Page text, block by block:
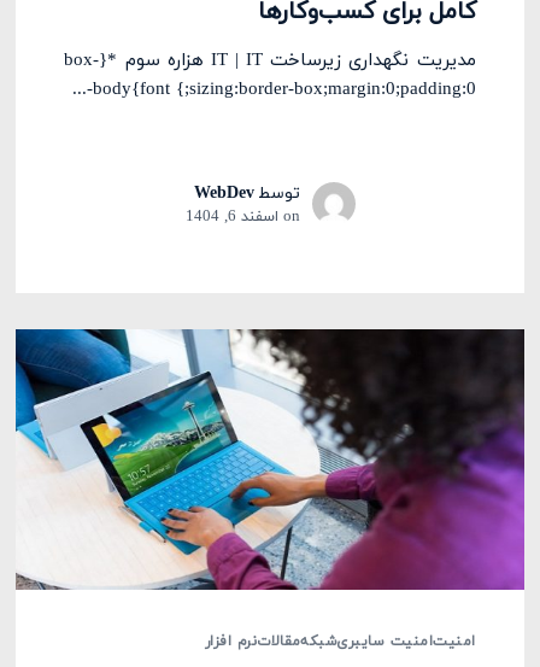
کامل برای کسب‌وکارها
مدیریت نگهداری زیرساخت IT | IT هزاره سوم *{box-
sizing:border-box;margin:0;padding:0;} body{font-...
توسطWebDev
on اسفند 6, 1404
امنیتامنیت سایبریشبکهمقالاتنرم افزار